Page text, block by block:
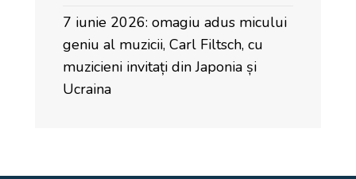
7 iunie 2026: omagiu adus micului
geniu al muzicii, Carl Filtsch, cu
muzicieni invitați din Japonia și
Ucraina